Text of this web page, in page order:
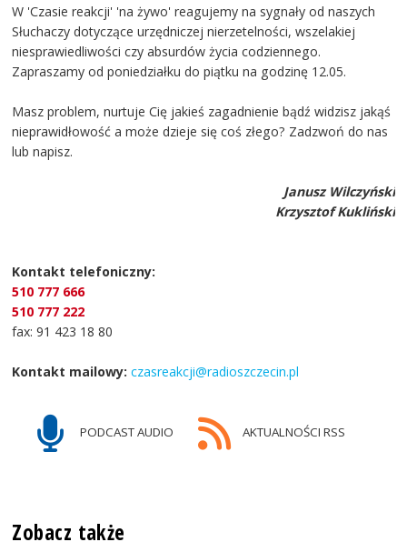
W 'Czasie reakcji' 'na żywo' reagujemy na sygnały od naszych
Słuchaczy dotyczące urzędniczej nierzetelności, wszelakiej
niesprawiedliwości czy absurdów życia codziennego.
Zapraszamy od poniedziałku do piątku na godzinę 12.05.
Masz problem, nurtuje Cię jakieś zagadnienie bądź widzisz jakąś
nieprawidłowość a może dzieje się coś złego? Zadzwoń do nas
lub napisz.
Janusz Wilczyński
Krzysztof Kukliński
Kontakt telefoniczny:
510 777 666
510 777 222
fax: 91 423 18 80
Kontakt mailowy: czasreakcji@radioszczecin.pl
PODCAST AUDIO AKTUALNOŚCI RSS
Zobacz także